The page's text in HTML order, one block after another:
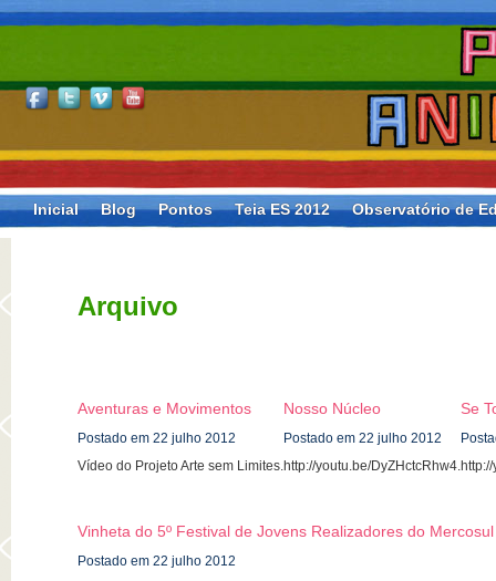
Inicial Blog Pontos Teia ES 2012 Observatório de
Arquivo
Aventuras e Movimentos
Postado em 22 julho 2012
Vídeo do Projeto Arte sem Limites.
Nosso Núcleo
Postado em 22 julho 2012
http://youtu.be/DyZHctcRhw4.
Se
Vinheta do 5º Festival de Jovens Realizadores do Mercosul
Postado em 22 julho 2012